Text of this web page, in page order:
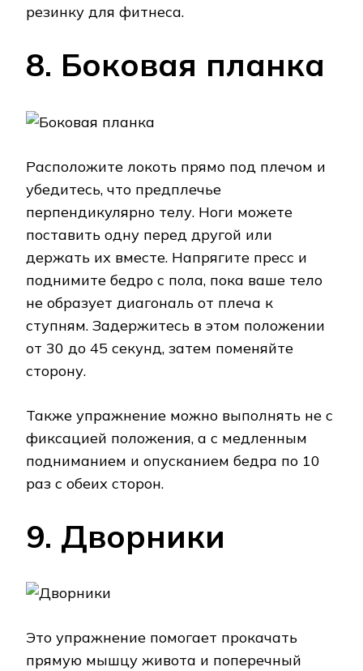
резинку для фитнеса.
8. Боковая планка
Расположите локоть прямо под плечом и
убедитесь, что предплечье
перпендикулярно телу. Ноги можете
поставить одну перед другой или
держать их вместе. Напрягите пресс и
поднимите бедро с пола, пока ваше тело
не образует диагональ от плеча к
ступням. Задержитесь в этом положении
от 30 до 45 секунд, затем поменяйте
сторону.
Также упражнение можно выполнять не с
фиксацией положения, а с медленным
подниманием и опусканием бедра по 10
раз с обеих сторон.
9. Дворники
Это упражнение помогает прокачать
прямую мышцу живота и поперечный